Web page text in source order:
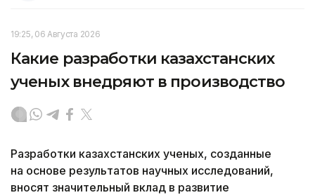
19:25, 06 Августа 2026
Какие разработки казахстанских
ученых внедряют в производство
Разработки казахстанских ученых, созданные
на основе результатов научных исследований,
вносят значительный вклад в развитие